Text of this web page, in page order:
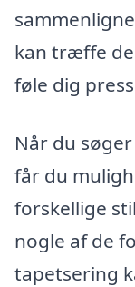
kan træffe
føle dig
Når du
får du
forskellige
nogle af de
tapetsering